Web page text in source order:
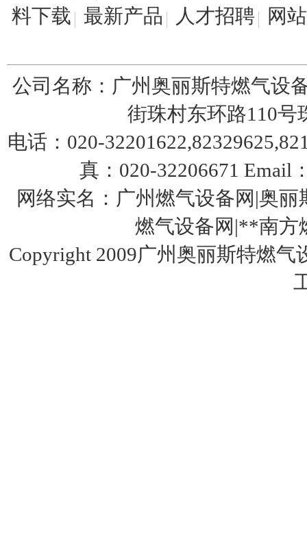
料下载 最新产品 人才招聘 网
公司名称：广州奥丽斯特燃气设
街珠村东环路110号
电话：020-
真：020-32206671 Email
网络实名：广州燃气设备网|奥
燃气设备网|**南方
Copyright 2009广州奥丽斯特燃气